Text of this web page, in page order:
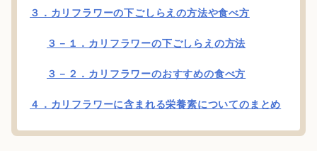
３．カリフラワーの下ごしらえの方法や食べ方
３－１．カリフラワーの下ごしらえの方法
３－２．カリフラワーのおすすめの食べ方
４．カリフラワーに含まれる栄養素についてのまとめ